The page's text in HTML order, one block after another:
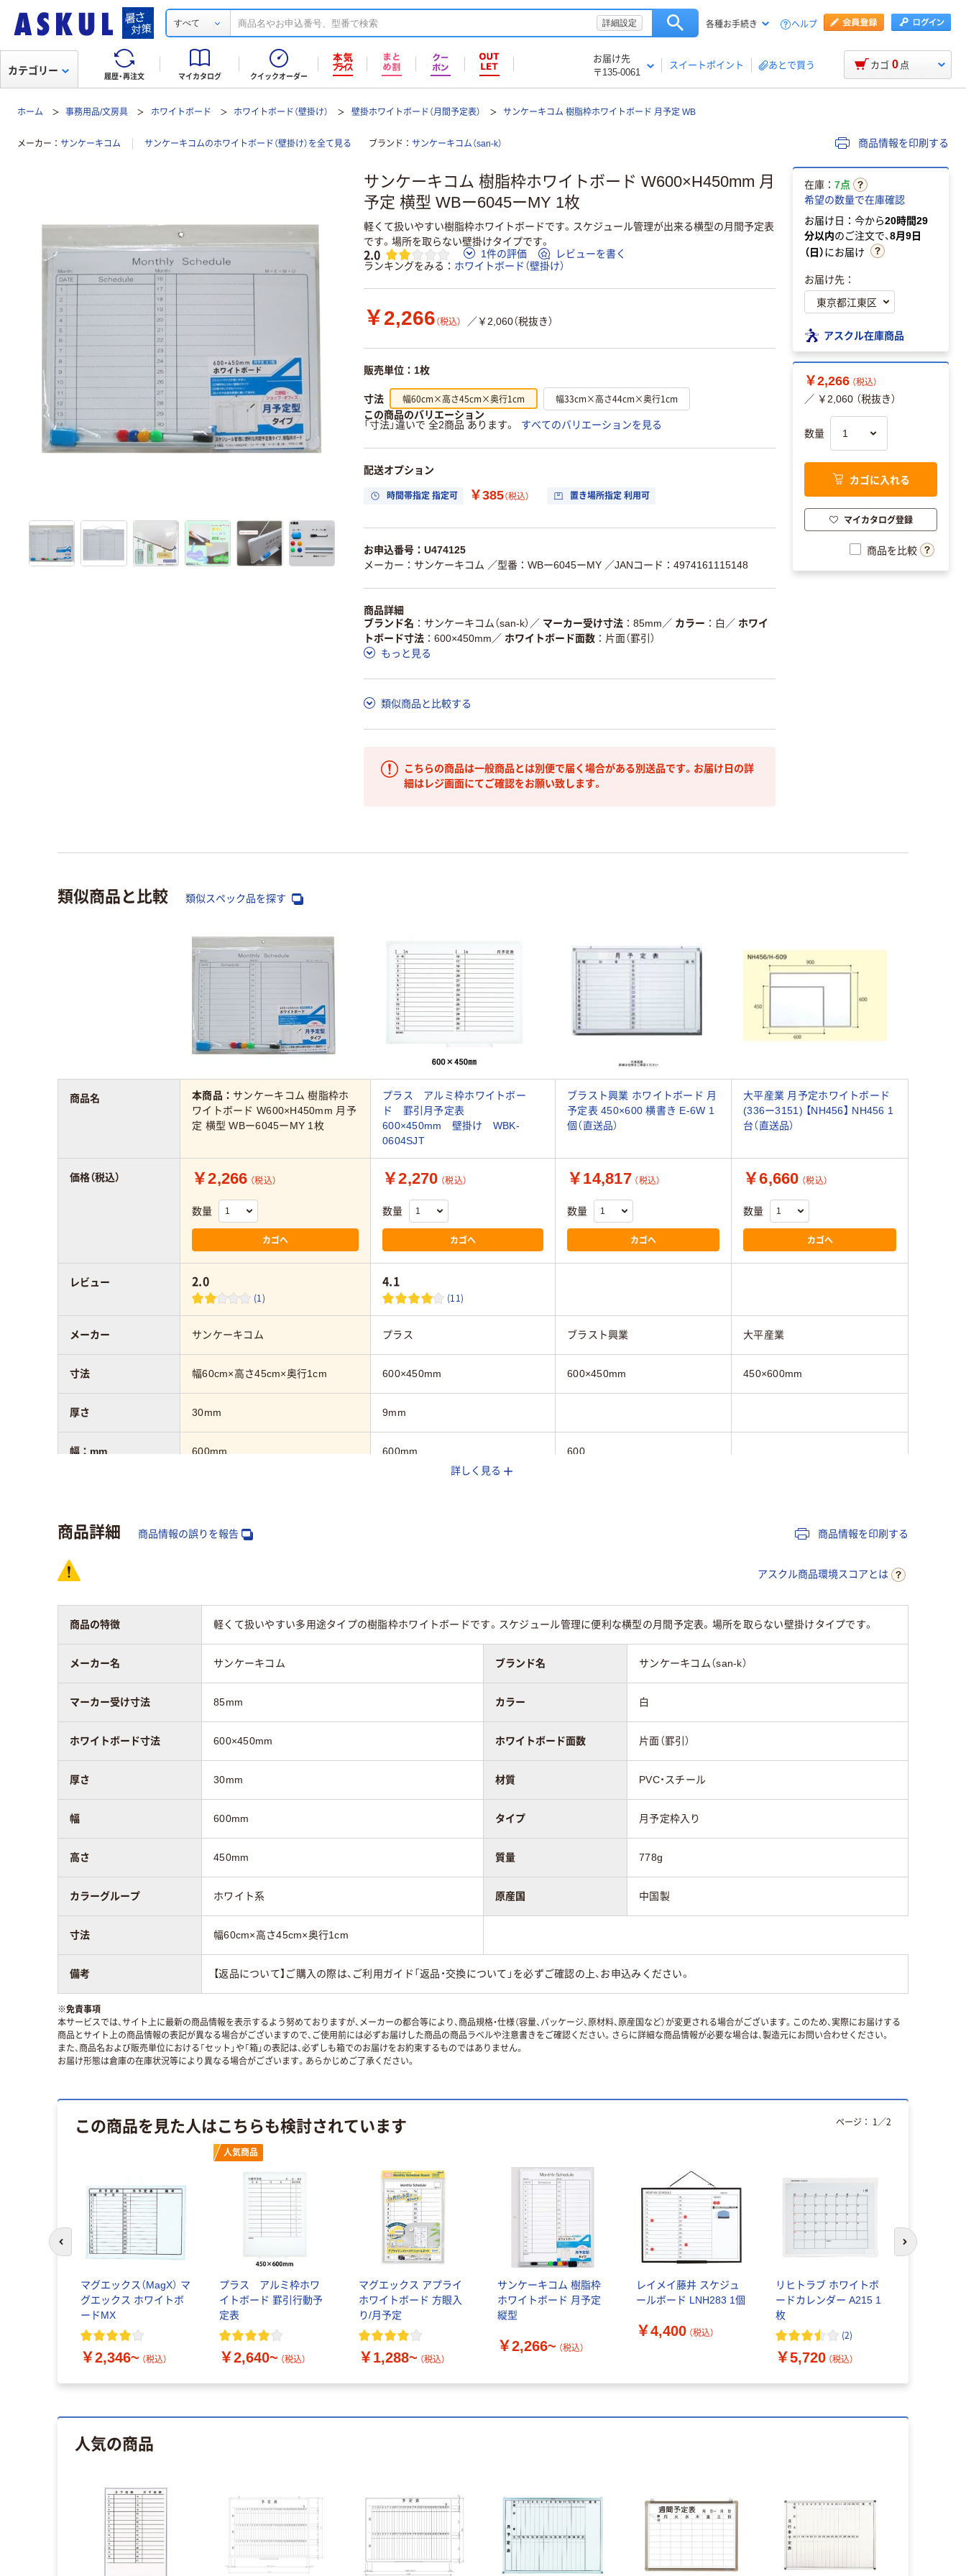
すべて 詳細設定 各種お手続き ヘルプ
履歴・再注文 マイカタログ クイックオーダー
お届け先
〒135-0061
スイートポイント あとで買う
カテゴリー カゴ 0 点
ホーム 事務用品/文房具 ホワイトボード ホワイトボード（壁掛け） 壁掛ホワイトボード（月間予定表） サンケーキコム 樹脂枠ホワイトボード 月予定 WB
メーカー サンケーキコム サンケーキコムのホワイトボード（壁掛け）を全て見る ブランド サンケーキコム（san-k） 商品情報を印刷する
サンケーキコム 樹脂枠ホワイトボード W600×H450mm 月
予定 横型 WBー6045ーMY 1枚
軽くて扱いやすい樹脂枠ホワイトボードです。スケジュール管理が出来る横型の月間予定表
です。場所を取らない壁掛けタイプです。
2.0 1件の評価
レビューを書く
ランキングをみる
ホワイトボード（壁掛け）
￥2,266 （税込） ／￥2,060（税抜き）
販売単位：1枚
寸法 幅60cm×高さ45cm×奥行1cm 幅33cm×高さ44cm×奥行1cm
この商品のバリエーション
「寸法」違いで 全2商品 あります。
すべてのバリエーションを見る
配送オプション
時間帯指定 指定可 ￥385（税込） 置き場所指定 利用可
お申込番号：U474125
メーカー：サンケーキコム ／型番：WBー6045ーMY ／JANコード：4974161115148
商品詳細
ブランド名
サンケーキコム（san-k） ／ マーカー受け寸法 85mm ／ カラー 白 ／ ホワイ
トボード寸法
600×450mm ／ ホワイトボード面数
片面（罫引）
もっと見る
類似商品と比較する
こちらの商品は一般商品とは別便で届く場合がある別送品です。お届け日の詳
細はレジ画面にてご確認をお願い致します。
在庫： 7点
希望の数量で在庫確認
お届け日：今から20時間29
分以内のご注文で、8月9日
（日）にお届け
お届け先：
アスクル在庫商品
￥2,266 （税込）
／ ￥2,060 （税抜き）
数量
カゴに入れる
マイカタログ登録
商品を比較
類似商品と比較 類似スペック品を探す
商品名 本商品： サンケーキコム 樹脂枠ホ
ワイトボード W600×H450mm 月予
定 横型 WBー6045ーMY 1枚
プラス アルミ枠ホワイトボー
ド 罫引月予定表
600×450mm 壁掛け WBK-
0604SJT
ブラスト興業 ホワイトボード 月
予定表 450×600 横書き E-6W 1
個（直送品）
大平産業 月予定ホワイトボード
(336ー3151) 【NH456】 NH456 1
台（直送品）
価格（税込） ￥2,266 （税込）
数量
カゴへ
￥2,270 （税込）
数量
カゴへ
￥14,817 （税込）
数量
カゴへ
￥6,660 （税込）
数量
カゴへ
レビュー 2.0
(1)
4.1
(11)
メーカー サンケーキコム プラス ブラスト興業 大平産業
寸法 幅60cm×高さ45cm×奥行1cm 600×450mm 600×450mm 450×600mm
厚さ 30mm 9mm
幅：mm 600mm 600mm 600
タイプ 月予定枠入り
ホワイトボード面数
カラーグループ ホワイト系 ホワイト系
質量 778g 1040g
マーカー受け寸法 85mm 51mm
詳しく見る
商品詳細 商品情報の誤りを報告 商品情報を印刷する
アスクル商品環境スコアとは
商品の特徴 軽くて扱いやすい多用途タイプの樹脂枠ホワイトボードです。スケジュール管理に便利な横型の月間予定表。場所を取らない壁掛けタイプです。
メーカー名 サンケーキコム ブランド名 サンケーキコム（san-k）
マーカー受け寸法 85mm カラー 白
ホワイトボード寸法 600×450mm ホワイトボード面数 片面（罫引）
厚さ 30mm 材質 PVC・スチール
幅 600mm タイプ 月予定枠入り
高さ 450mm 質量 778g
カラーグループ ホワイト系 原産国 中国製
寸法 幅60cm×高さ45cm×奥行1cm
備考 【返品について】ご購入の際は、ご利用ガイド「返品・交換について」を必ずご確認の上、お申込みください。
※免責事項
本サービスでは、サイト上に最新の商品情報を表示するよう努めておりますが、メーカーの都合等により、商品規格・仕様（容量、パッケージ、原材料、原産国など）が変更される場合がございます。このため、実際にお届けする
商品とサイト上の商品情報の表記が異なる場合がございますので、ご使用前には必ずお届けした商品の商品ラベルや注意書きをご確認ください。さらに詳細な商品情報が必要な場合は、製造元にお問い合わせください。
また、商品名および販売単位における「セット」や「箱」の表記は、必ずしも箱でのお届けをお約束するものではありません。
お届け形態は倉庫の在庫状況等により異なる場合がございます。あらかじめご了承ください。
この商品を見た人はこちらも検討されています
マグエックス（MagX） マ
グエックス ホワイトボ
ードMX
￥2,346~ （税込）
人気商品
プラス アルミ枠ホワ
イトボード 罫引行動予
定表
￥2,640~ （税込）
マグエックス アプライ
ホワイトボード 方眼入
り/月予定
￥1,288~ （税込）
サンケーキコム 樹脂枠
ホワイトボード 月予定
縦型
￥2,266~ （税込）
レイメイ藤井 スケジュ
ールボード LNH283 1個
￥4,400 （税込）
リヒトラブ ホワイトボ
ードカレンダー A215 1
枚
(2)
￥5,720 （税込）
ページ： 1 ／2
前のスライドへ 次のスライド
人気の商品